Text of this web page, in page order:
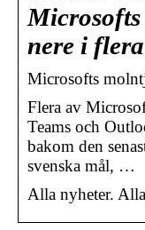
nere i
Microsofts
Flera av
Teams och
bakom den
svenska mål, …
Alla nyheter.